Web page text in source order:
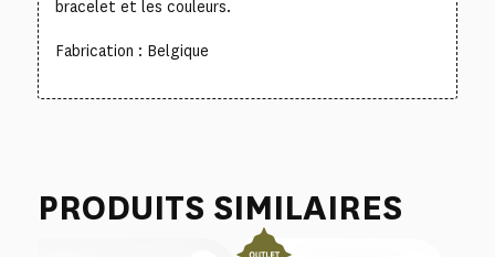
bracelet et les couleurs.
Fabrication : Belgique
PRODUITS SIMILAIRES